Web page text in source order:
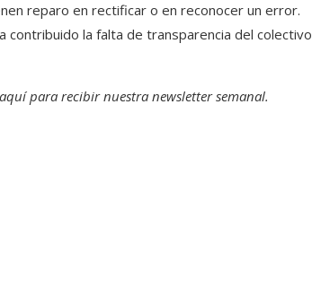
reparo en rectificar o en reconocer un error.
contribuido la falta de transparencia del colectivo
para recibirnuestra newsletter semanal.